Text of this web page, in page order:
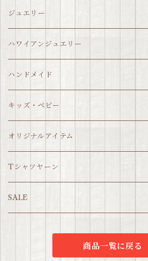
ジュエリー
ハワイアンジュエリー
ハンドメイド
キッズ・ベビー
オリジナルアイテム
Tシャツヤーン
SALE
商品一覧に戻る